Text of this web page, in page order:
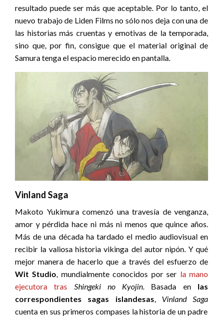
resultado puede ser más que aceptable. Por lo tanto, el
nuevo trabajo de Liden Films no sólo nos deja con una de
las historias más cruentas y emotivas de la temporada,
sino que, por fin, consigue que el material original de
Samura tenga el espacio merecido en pantalla.
Vinland Saga
Makoto Yukimura comenzó una travesía de venganza,
amor y pérdida hace ni más ni menos que quince años.
Más de una década ha tardado el medio audiovisual en
recibir la valiosa historia vikinga del autor nipón. Y qué
mejor manera de hacerlo que a través del esfuerzo de
Wit Studio, mundialmente conocidos por ser la mano
ejecutora tras Shingeki no Kyojin. Basada enlas
correspondientes sagas islandesas, Vinland Saga
cuenta en sus primeros compases la historia de un padre